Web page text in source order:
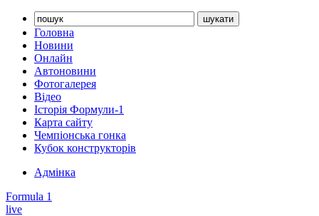
Головна
Новини
Онлайн
Автоновини
Фотогалерея
Відео
Історія Формули-1
Карта сайту
Чемпіонська гонка
Кубок конструкторів
Адмінка
Formula 1
live